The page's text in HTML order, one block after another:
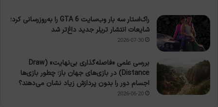
راک‌استار سه بار وب‌سایت GTA 6 را به‌روزرسانی کرد؛
شایعات انتشار تریلر جدید داغ‌تر شد
2026-07-30
بررسی علمی «فاصله‌گذاری بی‌نهایت» (Draw
Distance) در بازی‌های جهان باز؛ چطور بازی‌ها
اجسام دور را بدون پردازش زیاد نشان می‌دهند؟
2026-06-20